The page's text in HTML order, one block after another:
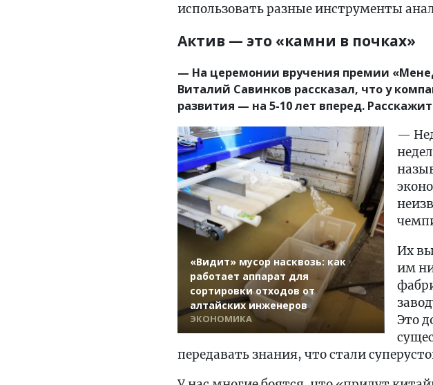
использовать разные инструменты
Актив — это «камни в почках»
— На церемонии вручения премии
Виталий Савинков рассказал, что у
развития — на 5-10 лет вперед.
«Видит» мусор насквозь: как
работает аппарат для
сортировки отходов от
алтайских инженеров
ЭКОНОМИКА
—
Их
им
Это
передавать знания, что стали